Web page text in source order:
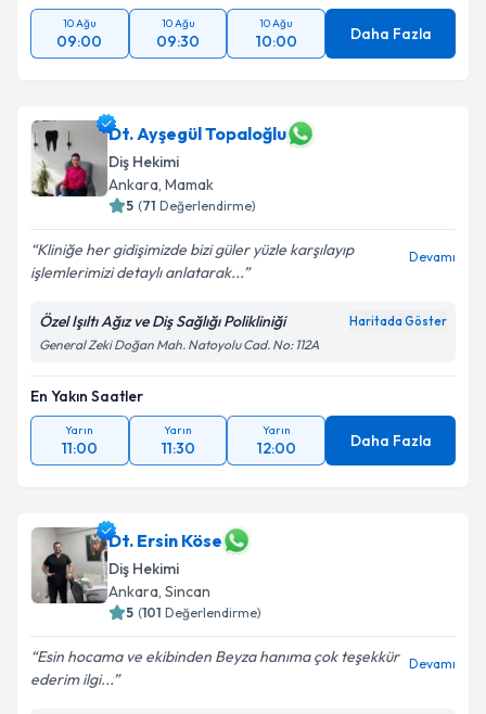
10 Ağu
09:00
10 Ağu
09:30
10 Ağu
10:00 Daha Fazla
Dt. Ayşegül Topaloğlu
Diş Hekimi
Ankara, Mamak
5 (71 Değerlendirme)
Kliniğe her gidişimizde bizi güler yüzle karşılayıp
işlemlerimizi detaylı anlatarak...
Devamı
Özel Işıltı Ağız ve Diş Sağlığı Polikliniği Haritada Göster
General Zeki Doğan Mah. Natoyolu Cad. No: 112A
En Yakın Saatler
Yarın
11:00
Yarın
11:30
Yarın
12:00 Daha Fazla
Dt. Ersin Köse
Diş Hekimi
Ankara, Sincan
5 (101 Değerlendirme)
Esin hocama ve ekibinden Beyza hanıma çok teşekkür
ederim ilgi...
Devamı